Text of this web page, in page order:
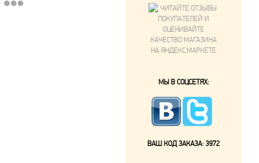
МЫ В СОЦСЕТЯХ:
ВАШ КОД ЗАКАЗА: 3972